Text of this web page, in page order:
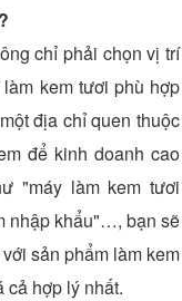
chỉ phải chọn vị trí
kem tươi phù hợp
địa chỉ quen thuộc
để kinh doanh cao
"máy làm kem tươi
nhập khẩu"…, bạn sẽ
sản phẩm làm kem
cả hợp lý nhất.